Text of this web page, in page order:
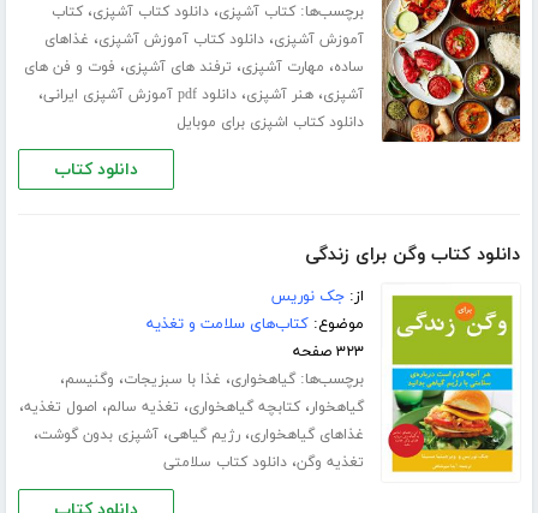
برچسب‌ها:کتاب آشپزی،دانلود کتاب آشپزی،کتاب
آموزش آشپزی،دانلود کتاب آموزش آشپزی، غذاهای
ساده، مهارت آشپزی، ترفند های آشپزی، فوت و فن های
آشپزی،هنر آشپزی،دانلود pdf آموزش آشپزی ایرانی ،
دانلود کتاب اشپزی برای موبایل
دانلود کتاب
دانلود کتاب وگن برای زندگی
از:جک نوریس
موضوع:کتاب‌های سلامت و تغذیه
۳۲۳ صفحه
برچسب‌ها:گیاهخواری، غذا با سبزیجات، وگنیسم،
گیاهخوار،کتابچه گیاهخواری، تغذیه سالم، اصول تغذیه،
غذاهای گیاهخواری،رژیم گیاهی،آشپزی بدون گوشت،
تغذیه وگن،دانلود کتاب سلامتی